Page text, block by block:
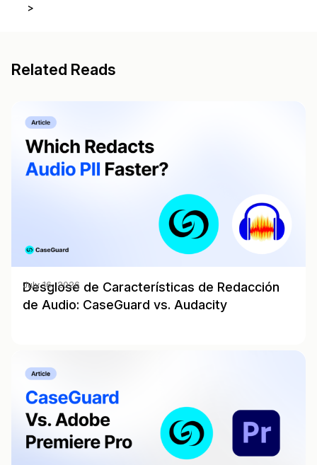
>
Related Reads
Desglose de Características de Redacción
de Audio: CaseGuard vs. Audacity
July 16, 2026